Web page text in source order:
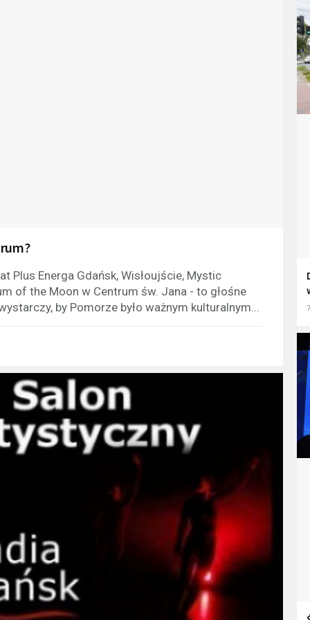
Plus Energa Gdańsk, Wisłoujście, Mystic
of the Moon w Centrum św. Jana - to głośne
by Pomorze było ważnym kulturalnym...